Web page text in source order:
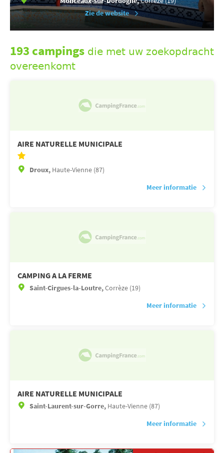
Zie de website
193 campings die met uw zoekopdracht
overeenkomt
AIRE NATURELLE MUNICIPALE
Droux, Haute-Vienne (87)
Meer informatie
CAMPING A LA FERME
Saint-Cirgues-la-Loutre,Corrèze (19)
Meer informatie
AIRE NATURELLE MUNICIPALE
Saint-Laurent-sur-Gorre, Haute-Vienne (87)
Meer informatie